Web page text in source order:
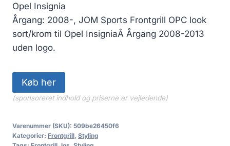
var:
1,499.00 kr..
er:
1,349.10 kr..
Opel Insignia
Årgang: 2008-, JOM Sports Frontgrill OPC look
sort/krom til Opel InsigniaÂ Årgang 2008-2013
uden logo.
Køb her
(sponsoreret indhold og priserne er vejledende)
Varenummer (SKU): 509be26450f6
Kategorier: Frontgrill, Styling